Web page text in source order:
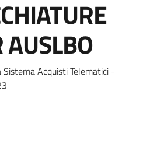
AUSLBO
Acquisti Telematici -